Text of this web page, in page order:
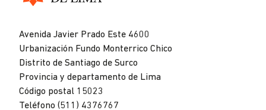
Avenida Javier Prado Este 4600
Urbanización Fundo Monterrico Chico
Distrito de Santiago de Surco
Provincia y departamento de Lima
Código postal 15023
Teléfono (511) 4376767